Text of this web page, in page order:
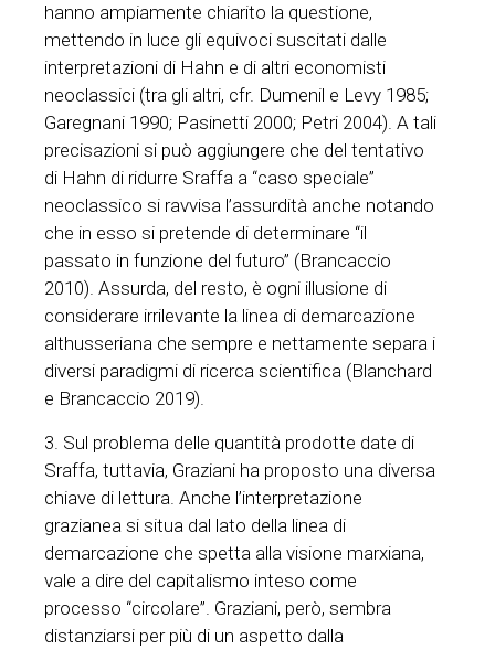
hanno ampiamente chiarito la questione,
mettendo in luce gli equivoci suscitati dalle
interpretazioni di Hahn e di altri economisti
neoclassici (tra gli altri, cfr. Dumenil e Levy 1985;
Garegnani 1990; Pasinetti 2000; Petri 2004). A tali
precisazioni si può aggiungere che del tentativo
di Hahn di ridurre Sraffa a “caso speciale”
neoclassico si ravvisa l’assurdità anche notando
che in esso si pretende di determinare “il
passato in funzione del futuro” (Brancaccio
2010). Assurda, del resto, è ogni illusione di
considerare irrilevante la linea di demarcazione
althusseriana che sempre e nettamente separa i
diversi paradigmi di ricerca scientifica (Blanchard
e Brancaccio 2019).
3. Sul problema delle quantità prodotte date di
Sraffa, tuttavia, Graziani ha proposto una diversa
chiave di lettura. Anche l’interpretazione
grazianea si situa dal lato della linea di
demarcazione che spetta alla visione marxiana,
vale a dire del capitalismo inteso come
processo “circolare”. Graziani, però, sembra
distanziarsi per più di un aspetto dalla